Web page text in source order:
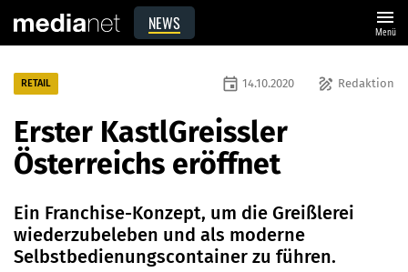
NEWS menu
Menü
RETAIL draw Redaktion
event 14.10.2020
Erster KastlGreissler
Österreichs eröffnet
Ein Franchise-Konzept, um die Greißlerei
wiederzubeleben und als moderne
Selbstbedienungscontainer zu führen.